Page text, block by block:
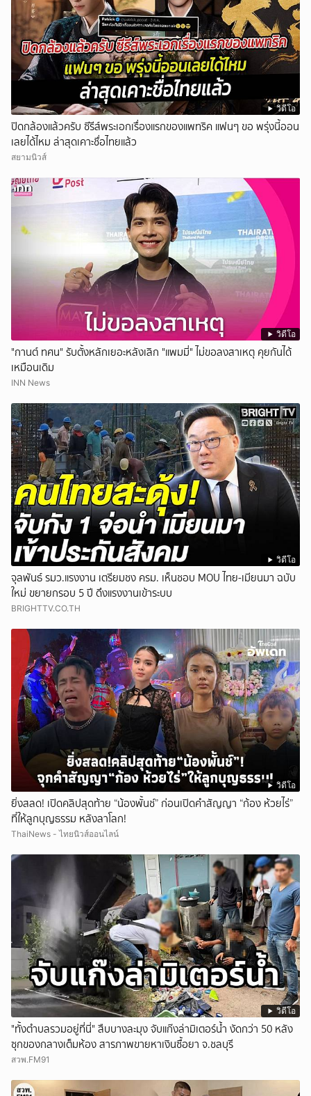
วิดีโอ
ปิดกล้องแล้วครับ ซีรีส์พระเอกเรื่องแรกของแพทริค แฟนๆ ขอ พรุ่งนี้ออน
เลยได้ไหม ล่าสุดเคาะชื่อไทยแล้ว
สยามนิวส์
วิดีโอ
"กานต์ ทศน" รับตั้งหลักเยอะหลังเลิก "แพมมี่" ไม่ขอลงสาเหตุ คุยกันได้
เหมือนเดิม
INN News
วิดีโอ
จุลพันธ์ รมว.แรงงาน เตรียมชง ครม. เห็นชอบ MOU ไทย-เมียนมา ฉบับ
ใหม่ ขยายกรอบ 5 ปี ดึงแรงงานเข้าระบบ
BRIGHTTV.CO.TH
วิดีโอ
ยิ่งสลด! เปิดคลิปสุดท้าย “น้องพั้นช์” ก่อนเปิดคำสัญญา “ก้อง ห้วยไร่”
ที่ให้ลูกบุญธรรม หลังลาโลก!
ThaiNews - ไทยนิวส์ออนไลน์
วิดีโอ
"ทั้งตำบลรวมอยู่ที่นี่" สืบบางละมุง จับแก๊งล่ามิเตอร์น้ำ งัดกว่า 50 หลัง
ซุกของกลางเต็มห้อง สารภาพขายหาเงินซื้อยา จ.ชลบุรี
สวพ.FM91